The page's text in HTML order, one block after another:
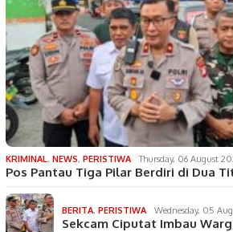
KRIMINAL, NEWS, PERISTIWA Thursday, 06 August
Pos Pantau Tiga Pilar Berdiri di Dua
BERITA, PERISTIWA Wednesday, 05
Sekcam Ciputat Imbau